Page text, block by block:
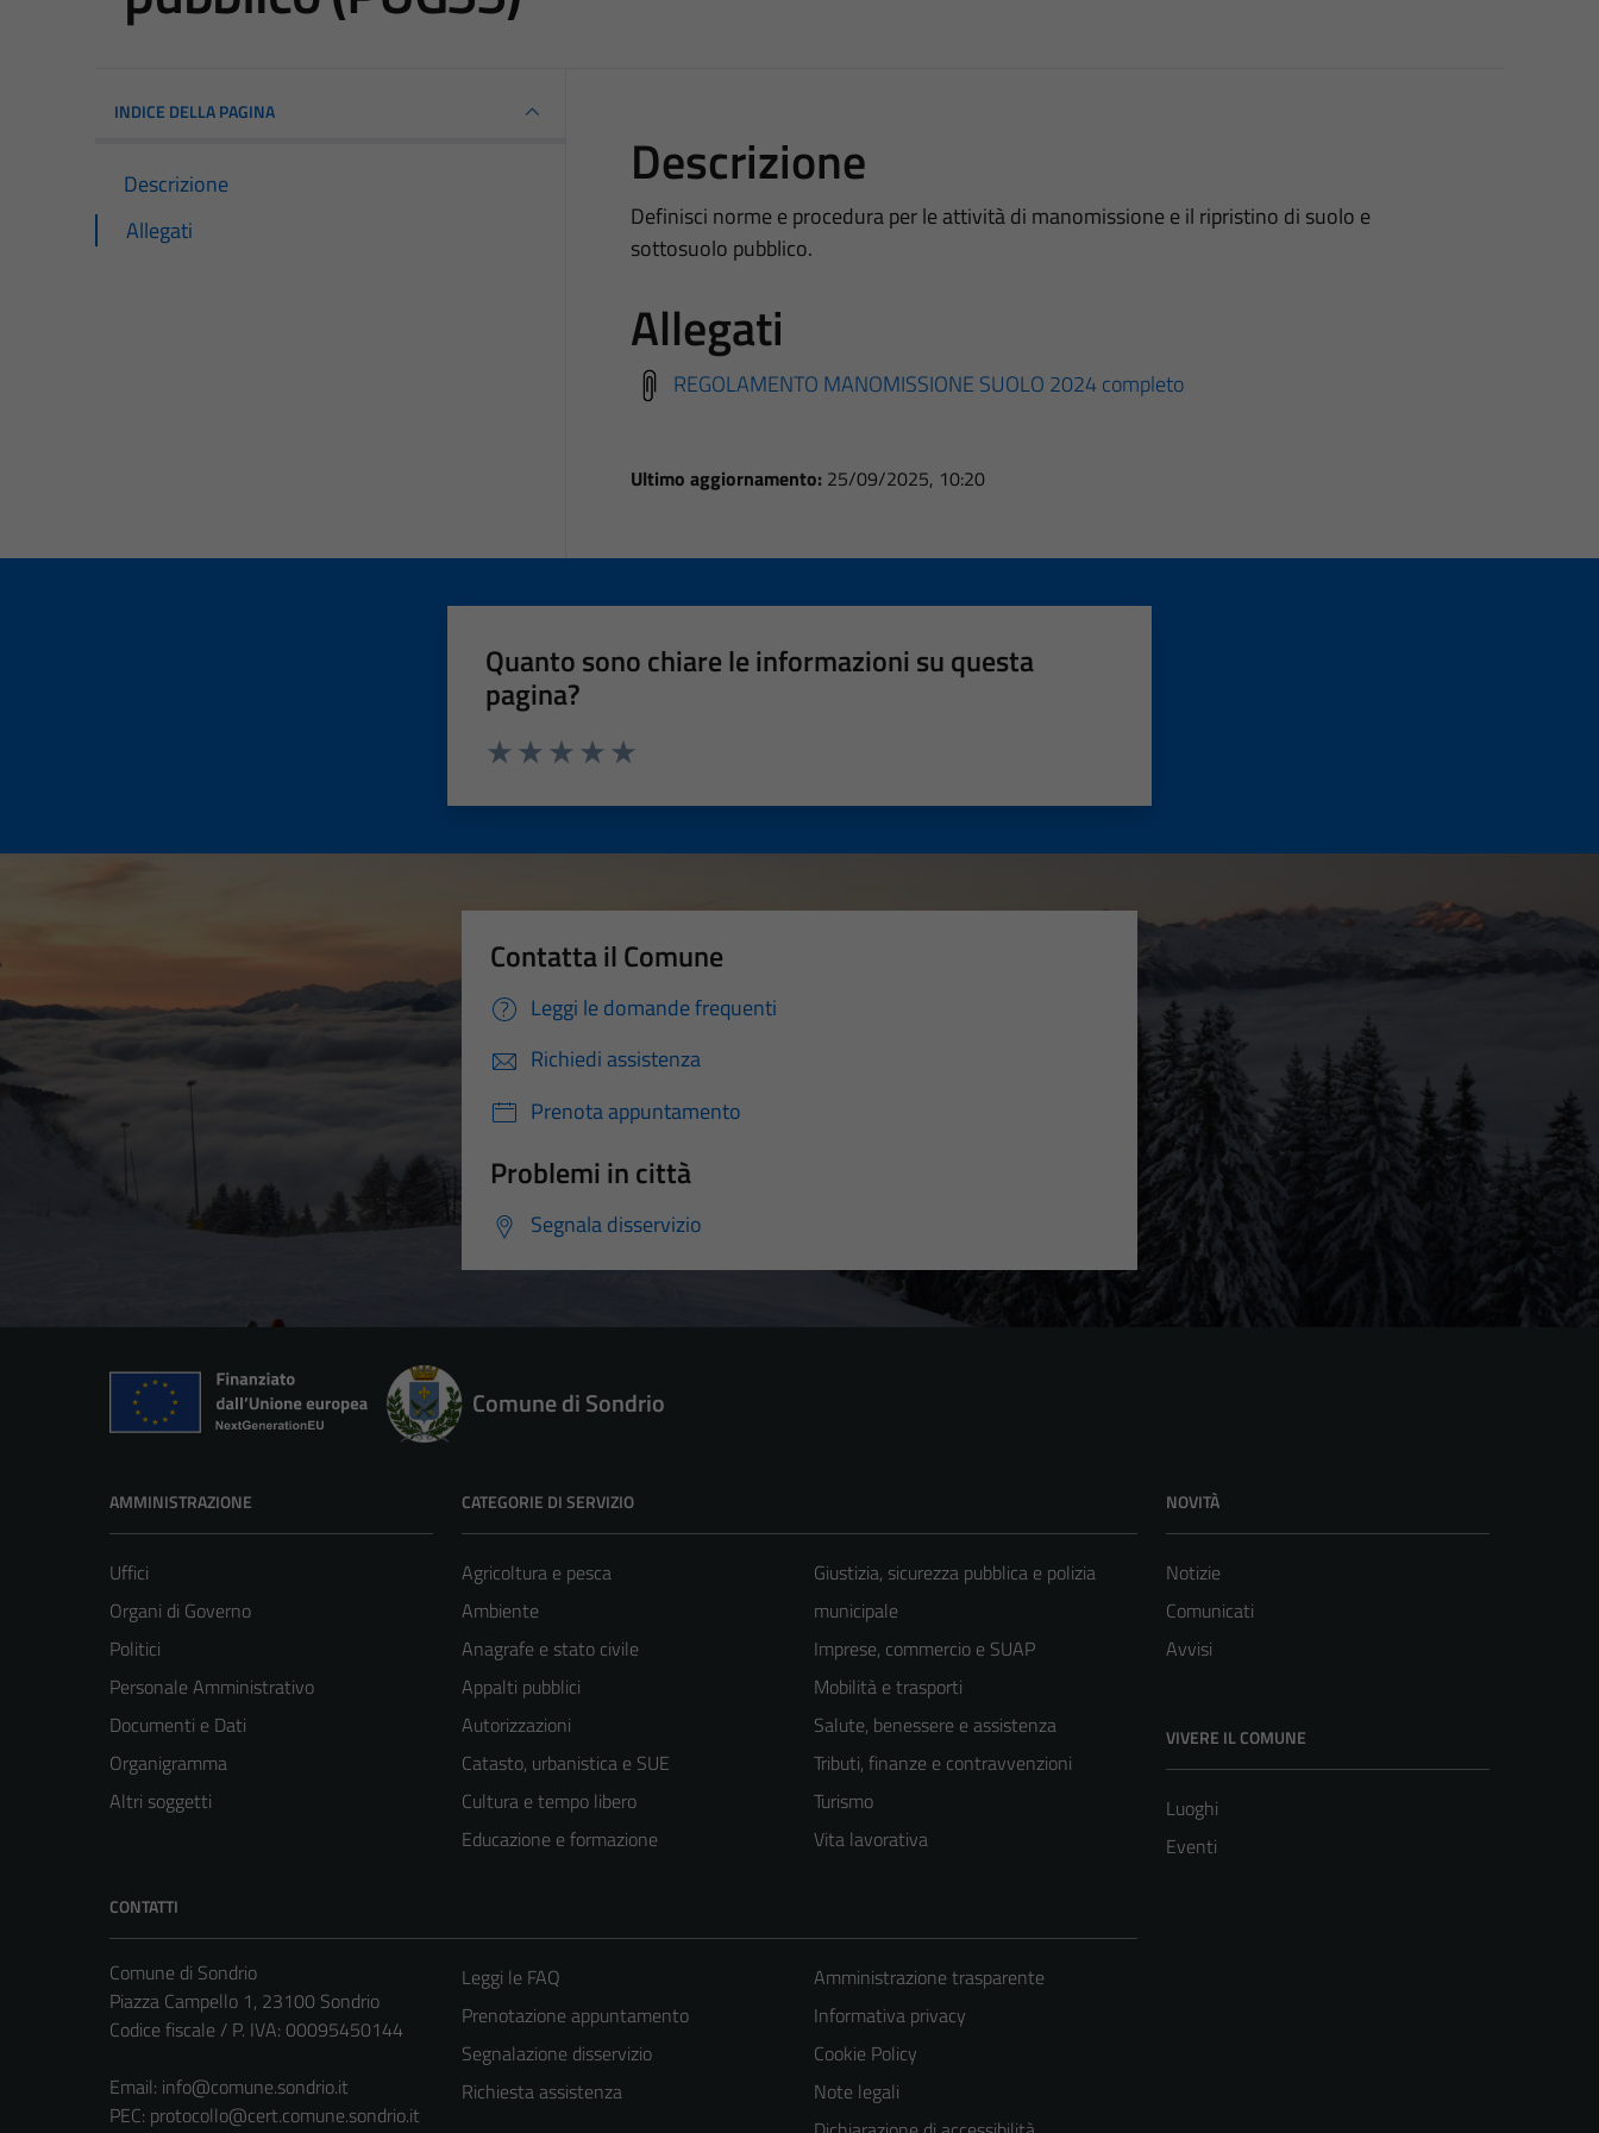
INDICE DELLA PAGINA
Descrizione
Allegati
Descrizione
Definisci norme e procedura per le attività di manomissione e il ripristino di suolo e
sottosuolo pubblico.
Allegati
REGOLAMENTO MANOMISSIONE SUOLO 2024 completo
Ultimo aggiornamento: 25/09/2025, 10:20
Quanto sono chiare le informazioni su questa
pagina?
Contatta il Comune
Leggi le domande frequenti
Richiedi assistenza
Prenota appuntamento
Problemi in città
Segnala disservizio
Comune di Sondrio
AMMINISTRAZIONE
Uffici
Organi di Governo
Politici
Personale Amministrativo
Documenti e Dati
Organigramma
Altri soggetti
CATEGORIE DI SERVIZIO
Agricoltura e pesca
Ambiente
Anagrafe e stato civile
Appalti pubblici
Autorizzazioni
Catasto, urbanistica e SUE
Cultura e tempo libero
Educazione e formazione
Giustizia, sicurezza pubblica e polizia
municipale
Imprese, commercio e SUAP
Mobilità e trasporti
Salute, benessere e assistenza
Tributi, finanze e contravvenzioni
Turismo
Vita lavorativa
NOVITÀ
Notizie
Comunicati
Avvisi
VIVERE IL COMUNE
Luoghi
Eventi
CONTATTI
Comune di Sondrio
Piazza Campello 1, 23100 Sondrio
Codice fiscale / P. IVA: 00095450144
Email: info@comune.sondrio.it
PEC: protocollo@cert.comune.sondrio.it
Leggi le FAQ
Prenotazione appuntamento
Segnalazione disservizio
Richiesta assistenza
Amministrazione trasparente
Informativa privacy
Cookie Policy
Note legali